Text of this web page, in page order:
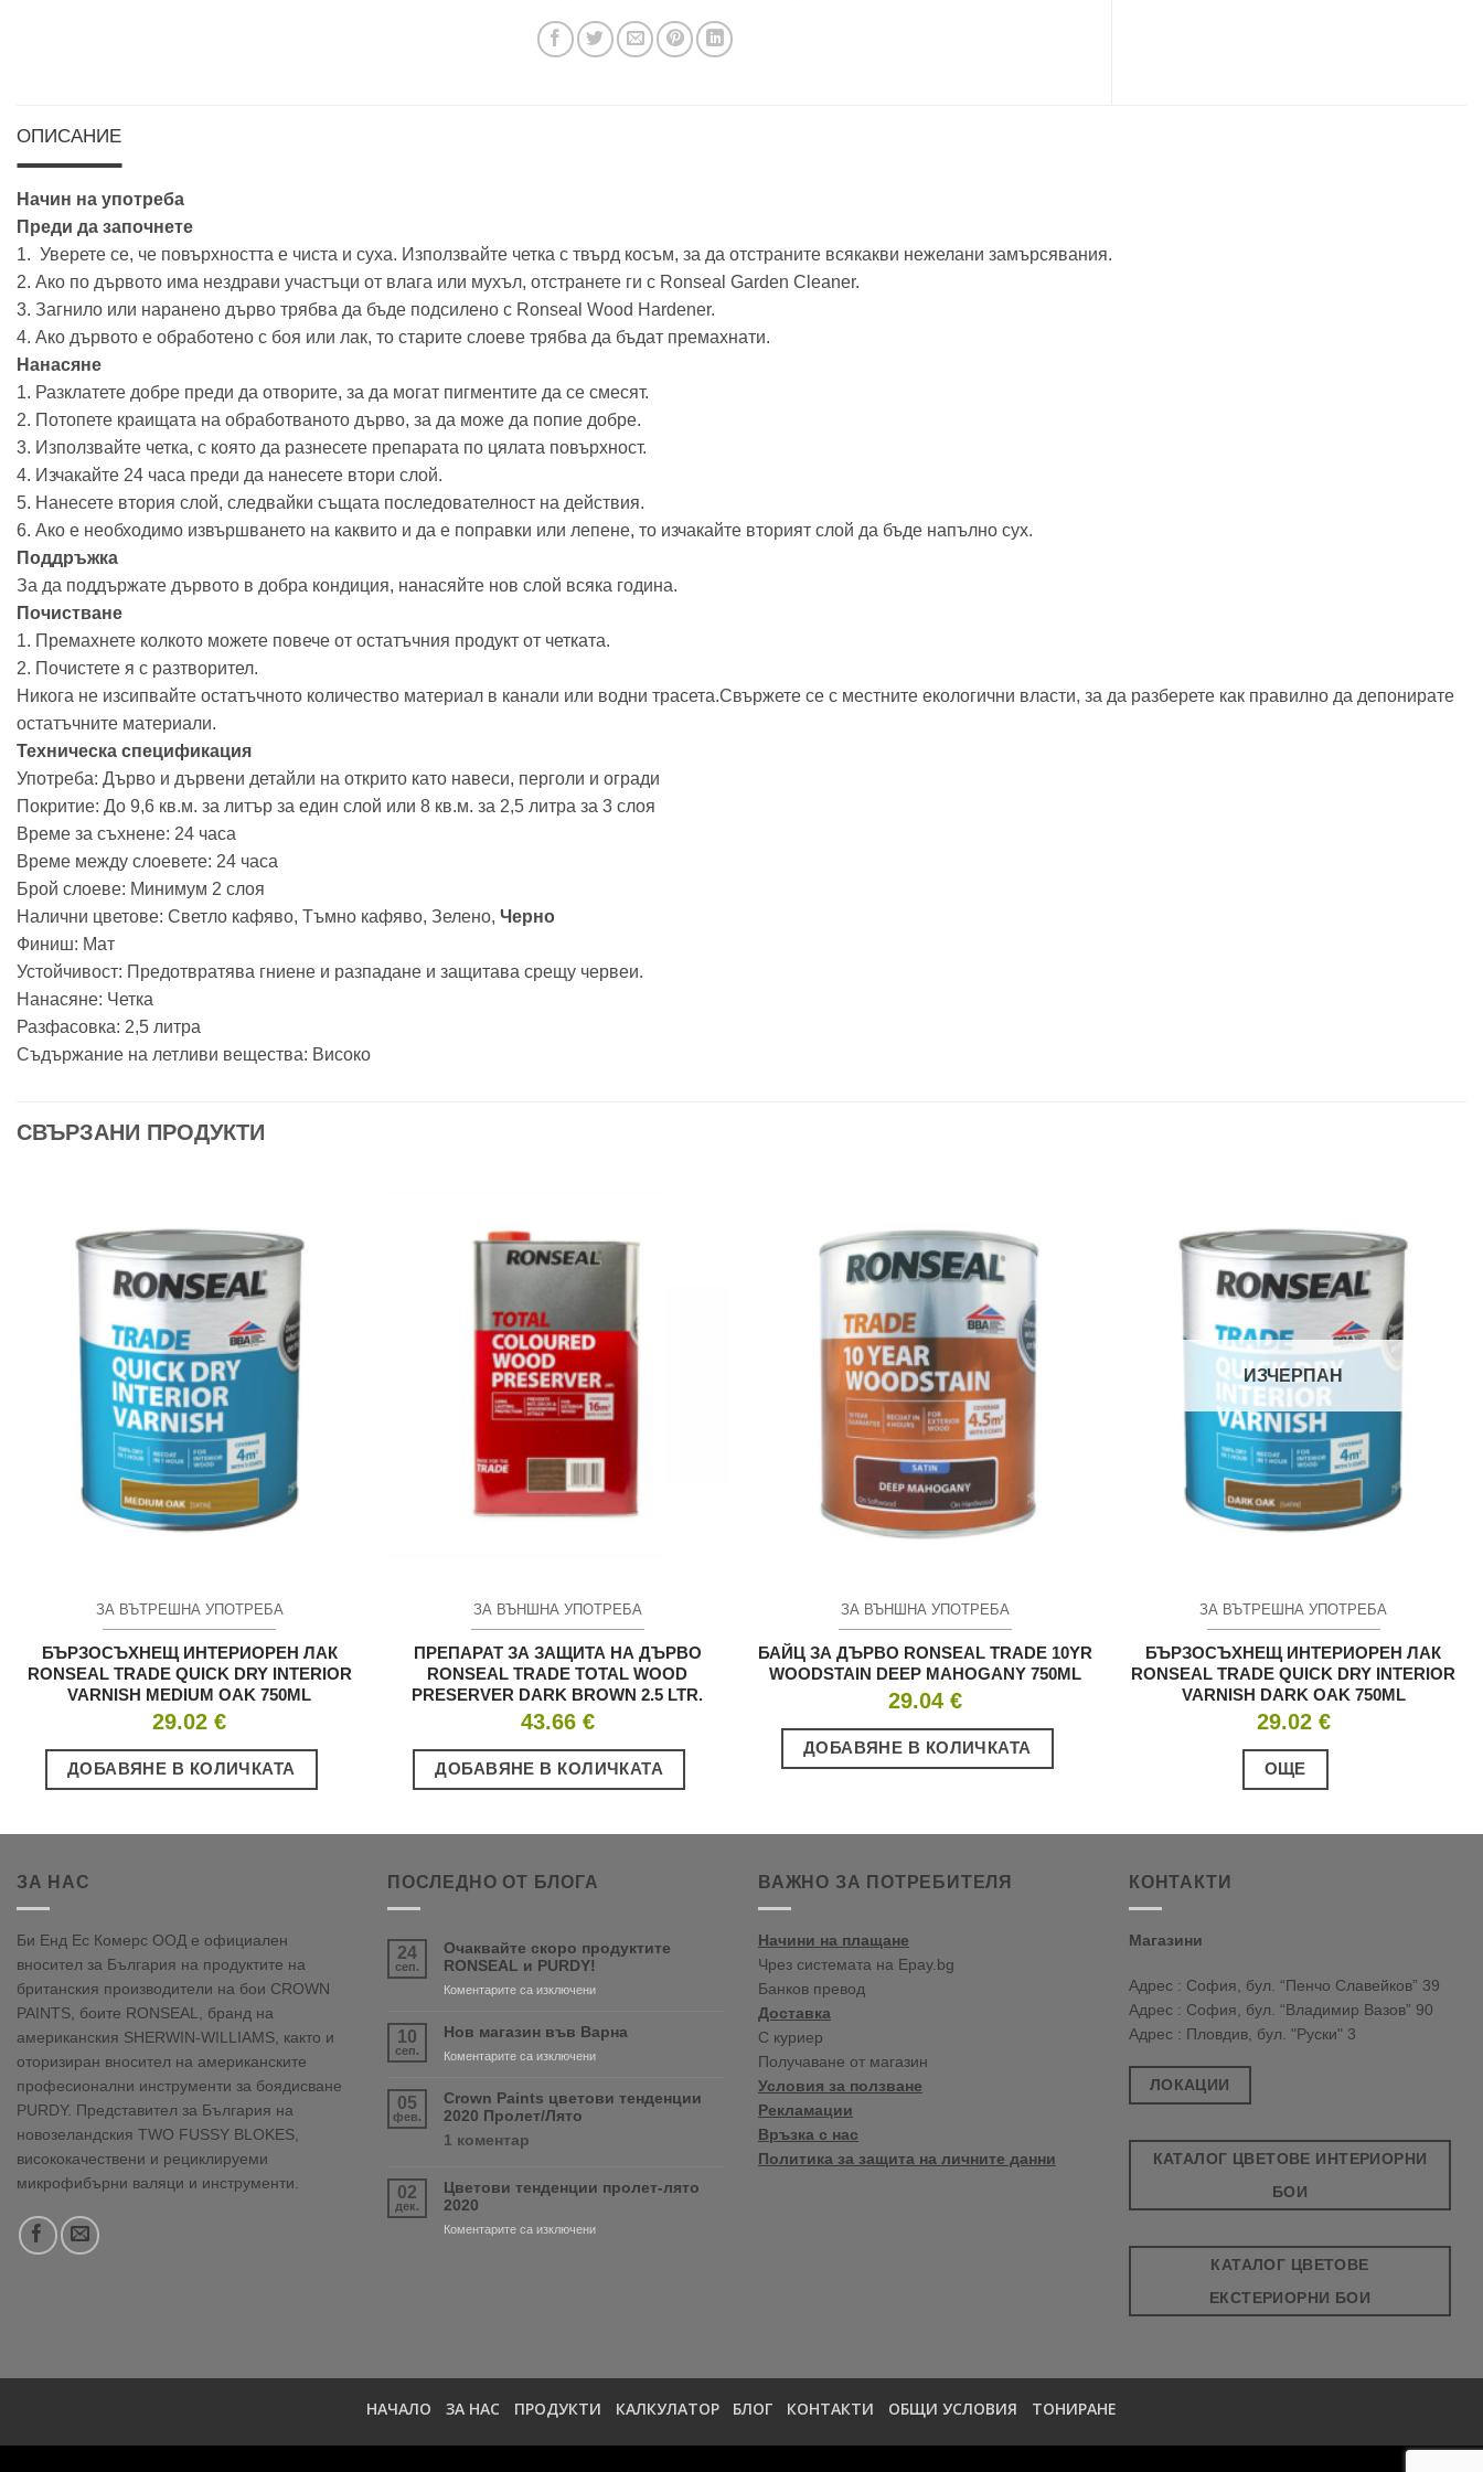
ОПИСАНИЕ
Начин на употреба
Преди да започнете
1. Уверете се, че повърхността е чиста и суха. Използвайте четка с твърд косъм, за да отстраните всякакви нежелани замърсявания.
2. Ако по дървото има нездрави участъци от влага или мухъл, отстранете ги с Ronseal Garden Cleaner.
3. Загнило или наранено дърво трябва да бъде подсилено с Ronseal Wood Hardener.
4. Ако дървото е обработено с боя или лак, то старите слоеве трябва да бъдат премахнати.
Нанасяне
1. Разклатете добре преди да отворите, за да могат пигментите да се смесят.
2. Потопете краищата на обработваното дърво, за да може да попие добре.
3. Използвайте четка, с която да разнесете препарата по цялата повърхност.
4. Изчакайте 24 часа преди да нанесете втори слой.
5. Нанесете втория слой, следвайки същата последователност на действия.
6. Ако е необходимо извършването на каквито и да е поправки или лепене, то изчакайте вторият слой да бъде напълно сух.
Поддръжка
За да поддържате дървото в добра кондиция, нанасяйте нов слой всяка година.
Почистване
1. Премахнете колкото можете повече от остатъчния продукт от четката.
2. Почистете я с разтворител.
Никога не изсипвайте остатъчното количество материал в канали или водни трасета.Свържете се с местните екологични власти, за да разберете как правилно да депонирате
остатъчните материали.
Техническа спецификация
Употреба: Дърво и дървени детайли на открито като навеси, перголи и огради
Покритие: До 9,6 кв.м. за литър за един слой или 8 кв.м. за 2,5 литра за 3 слоя
Време за съхнене: 24 часа
Време между слоевете: 24 часа
Брой слоеве: Минимум 2 слоя
Налични цветове: Светло кафяво, Тъмно кафяво, Зелено, Черно
Финиш: Мат
Устойчивост: Предотвратява гниене и разпадане и защитава срещу червеи.
Нанасяне: Четка
Разфасовка: 2,5 литра
Съдържание на летливи вещества: Високо
СВЪРЗАНИ ПРОДУКТИ
ЗА ВЪТРЕШНА УПОТРЕБА
БЪРЗОСЪХНЕЩ ИНТЕРИОРЕН ЛАК
RONSEAL TRADE QUICK DRY INTERIOR
VARNISH MEDIUM OAK 750ML
29.02€
ДОБАВЯНЕ В КОЛИЧКАТА
ЗА ВЪНШНА УПОТРЕБА
ПРЕПАРАТ ЗА ЗАЩИТА НА ДЪРВО
RONSEAL TRADE TOTAL WOOD
PRESERVER DARK BROWN 2.5 LTR.
43.66 €
ДОБАВЯНЕ В КОЛИЧКАТА
ЗА ВЪНШНА УПОТРЕБА
БАЙЦ ЗА ДЪРВО RONSEAL TRADE 10YR
WOODSTAIN DEEP MAHOGANY 750ML
29.04€
ДОБАВЯНЕ В КОЛИЧКАТА
ИЗЧЕРПАН
ЗА ВЪТРЕШНА УПОТРЕБА
БЪРЗОСЪХНЕЩ ИНТЕРИОРЕН ЛАК
RONSEAL TRADE QUICK DRY INTERIOR
VARNISH DARK OAK 750ML
29.02 €
ОЩЕ
ЗА НАС
Би Енд Ес Комерс ООД е официален
вносител за България на продуктите на
британския производители на бои CROWN
PAINTS, боите RONSEAL, бранд на
американския SHERWIN-WILLIAMS, както и
оторизиран вносител на американските
професионални инструменти за боядисване
PURDY. Представител за България на
новозеландския TWO FUSSY BLOKES,
висококачествени и рециклируеми
микрофибърни валяци и инструменти.
ПОСЛЕДНО ОТ БЛОГА
24
сеп.
Очаквайте скоро продуктите
RONSEAL и PURDY!
Коментарите са изключениза
RONSEAL
PURDY!
10
сеп.
Нов магазин във Варна
Коментарите са изключениза
05
фев.
Crown Paints цветови тенденции
2020 Пролет/Лято
1 коментар
цветови
2020
02
дек.
Цветови тенденции пролет-лято
2020
Коментарите са изключениза
ВАЖНО ЗА ПОТРЕБИТЕЛЯ
Начини на плащане
Чрез системата на Epay.bg
Банков превод
Доставка
С куриер
Получаване от магазин
Условия за ползване
Рекламации
Връзка с нас
Политика за защита на личните данни
КОНТАКТИ
Магазини
Адрес : София, бул. “Пенчо Славейков” 39
Адрес : София, бул. “Владимир Вазов” 90
Адрес : Пловдив, бул. "Руски" 3
ЛОКАЦИИ
КАТАЛОГ ЦВЕТОВЕ ИНТЕРИОРНИ
БОИ
КАТАЛОГ ЦВЕТОВЕ
ЕКСТЕРИОРНИ БОИ
НАЧАЛО ЗА НАС ПРОДУКТИ КАЛКУЛАТОР БЛОГ КОНТАКТИ ОБЩИ УСЛОВИЯ ТОНИРАНЕ